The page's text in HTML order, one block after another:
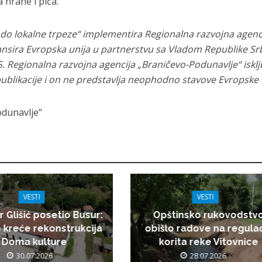
lokalne trpeze“ implementira Regionalna razvojna
Evropska unija u partnerstvu sa Vladom Republike
Regionalna razvojna agencija „Braničevo-Podunavlje“
i on ne predstavlja neophodno stavove Evropske
VESTI
Glišić posetio Busur:
kreće rekonstrukcija
Doma kulture
30.07.2026.
VESTI
Opštinsko
obišlo radove na
korita reke Vitovnice
28.07.2026.